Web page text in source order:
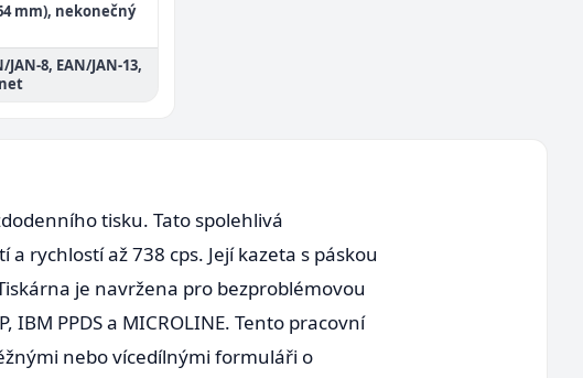
mm), nekonečný
8, EAN/JAN-13,
tisku. Tato spolehlivá
rychlostí až 738 cps. Její kazeta s páskou
je navržena pro bezproblémovou
PPDS a MICROLINE. Tento pracovní
nebo vícedílnými formuláři o